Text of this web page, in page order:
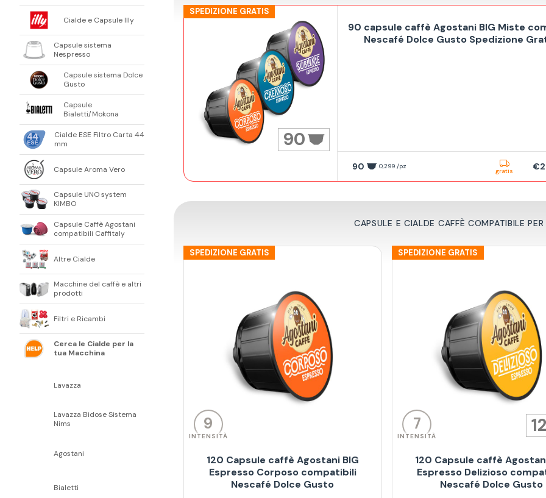
Cialde e Capsule Illy
Capsule sistema
Nespresso
Capsule sistema Dolce
Gusto
Capsule
Bialetti/Mokona
Cialde ESE Filtro Carta 44
mm
Capsule Aroma Vero
Capsule UNO system
KIMBO
Capsule Caffè Agostani
compatibili Caffitaly
Altre Cialde
Macchine del caffè e altri
prodotti
Filtri e Ricambi
Cerca le Cialde per la
tua Macchina
Lavazza
Lavazza Bidose Sistema
Nims
Agostani
Bialetti
SPEDIZIONE GRATIS
90
90 capsule caffè Agostani BIG Miste
Nescafé Dolce Gusto Spedizione
90 0,299 /pz
gratis
CAPSULE E CIALDE CAFFÈ COMPATIBILE
SPEDIZIONE GRATIS
9
INTENSITÀ
120 Capsule caffè Agostani BIG
Espresso Corposo compatibili
Nescafé Dolce Gusto
SPEDIZIONE GRATIS
7
INTENSITÀ
120 Capsule caffè
Espresso Delizioso
Nescafé Dolce Gusto